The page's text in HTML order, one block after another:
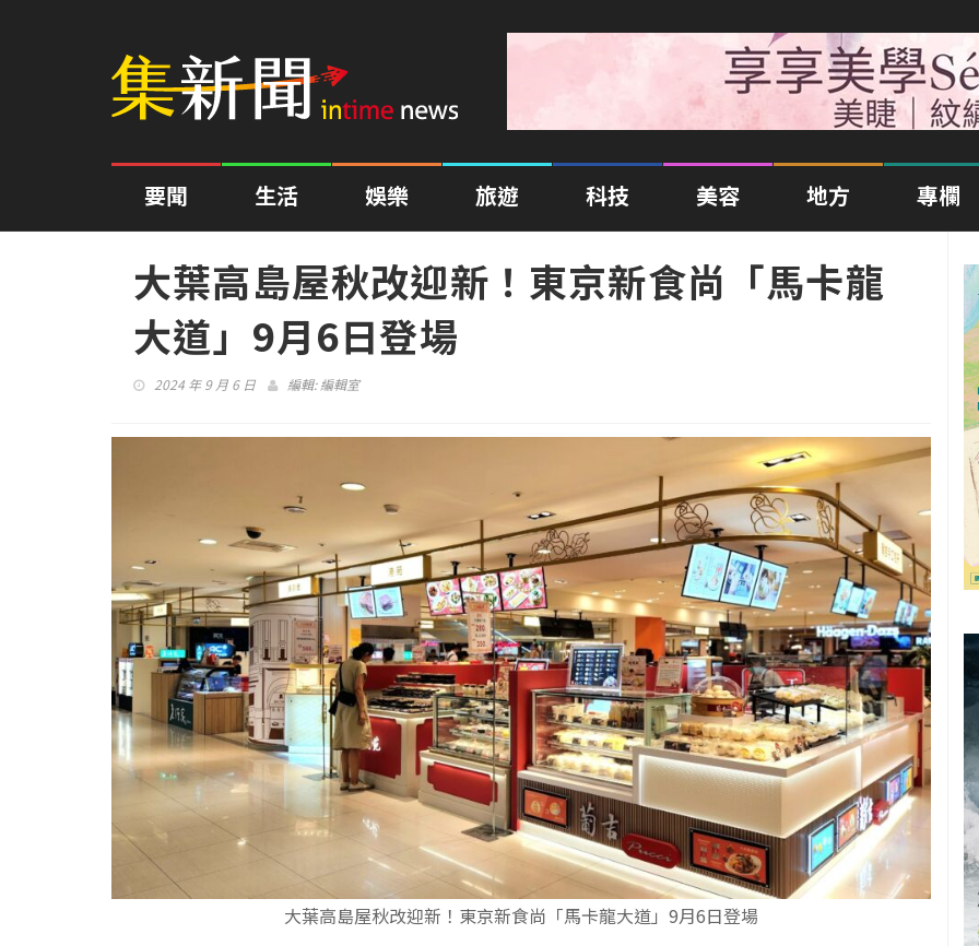
要聞 生活 娛樂 旅遊 科技 美容 地方 專欄
大葉高島屋秋改迎新！東京新食尚「馬卡龍
大道」9月6日登場
2024 年 9 月 6 日 編輯:編輯室
大葉高島屋秋改迎新！東京新食尚「馬卡龍大道」9月6日登場